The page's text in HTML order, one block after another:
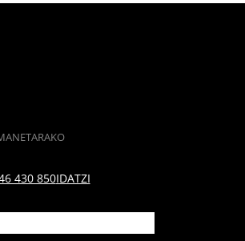
430 850IDATZI